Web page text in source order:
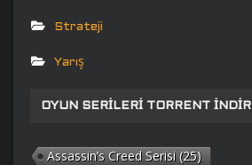
Strateji
Yarış
OYUN SERILERI TORRENT İNDIR
Assassin’s Creed Serisi (25)